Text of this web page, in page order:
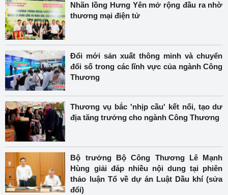
Nhãn lồng Hưng Yên mở rộng đầu ra nhờ
thương mại điện tử
Đổi mới sản xuất thông minh và chuyển
đổi số trong các lĩnh vực của ngành Công
Thương
Thương vụ bắc 'nhịp cầu' kết nối, tạo dư
địa tăng trưởng cho ngành Công Thương
Bộ trưởng Bộ Công Thương Lê Mạnh
Hùng giải đáp nhiều nội dung tại phiên
thảo luận Tổ về dự án Luật Dầu khí (sửa
đổi)